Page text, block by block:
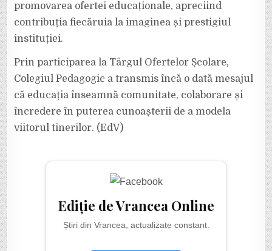
promovarea ofertei educaționale, apreciind
contribuția fiecăruia la imaginea și prestigiul
instituției.
Prin participarea la Târgul Ofertelor Școlare,
Colegiul Pedagogic a transmis încă o dată mesajul
că educația înseamnă comunitate, colaborare și
încredere în puterea cunoașterii de a modela
viitorul tinerilor. (EdV)
Ediție de Vrancea Online
Știri din Vrancea, actualizate constant.